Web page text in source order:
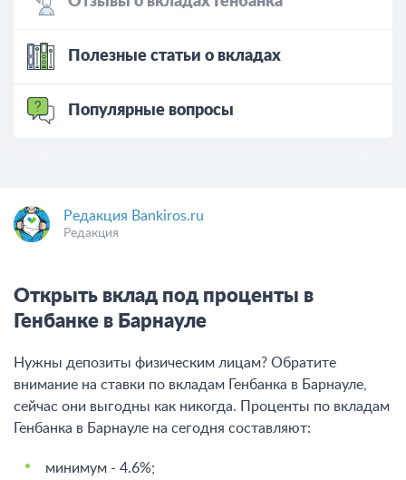
Полезные статьи о вкладах
Популярные вопросы
Редакция Bankiros.ru
Редакция
Открыть вклад под проценты в
Генбанке в Барнауле
Нужны депозиты физическим лицам? Обратите
внимание на ставки по вкладам Генбанка в Барнауле,
сейчас они выгодны как никогда. Проценты по вкладам
Генбанка в Барнауле на сегодня составляют:
минимум - 4.6%;